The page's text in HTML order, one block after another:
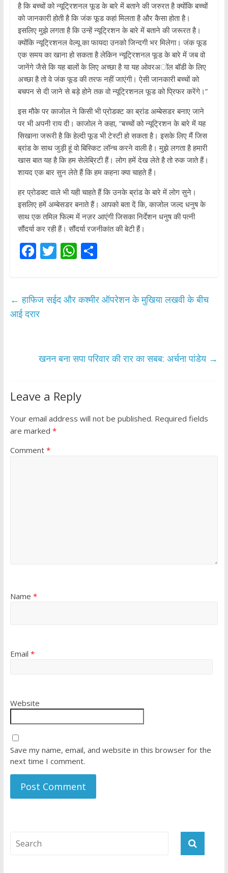
है कि बच्चों को न्यूट्रिशनल फूड के बारे में बताने की जरुरत है क्योंकि बच्चों
को जानकारी होती है कि जंक फूड कहां मिलता है और कैसा होता है।
इसलिए मुझे लगता है कि उन्हें न्यूट्रिशन के बारे में बताने की जरूरत है।
क्योंकि न्यूट्रिशनल वेल्यू का फायदा उनको जिन्दगी भर मिलेगा। जंक फूड
एक समय का खाना हो सकता है लेकिन न्यूट्रिशनल फूड के बारे में जब वो
जानेंगे जैसे कि यह बालों के लिए अच्छा है या यह ओवरअॉल बॉडी के लिए
अच्छा है तो वे जंक फूड की तरफ नहीं जाएंगी। ऐसी जानकारी बच्चों को
बचपन से दी जाने से बड़े होने तक वो न्यूट्रिशनल फूड को प्रिफर करेंगे।”
इस मौके पर काजोल ने किसी भी प्रोडक्ट का ब्रांड अम्बेसडर बनाए जाने
पर भी अपनी राय दी। काजोल ने कहा, ”बच्चों को न्यूट्रिशन के बारे में यह
सिखाना जरूरी है कि हेल्दी फूड भी टेस्टी हो सकता है। इसके लिए मैं जिस
ब्रांड के साथ जुड़ी हूं वो बिस्किट लॉन्च करने वाली है। मुझे लगता है हमारी
खास बात यह है कि हम सेलेब्रिटी हैं। लोग हमें देख लेते है तो रुक जाते हैं।
शायद एक बार सुन लेते हैं कि हम कहना क्या चाहते हैं।
हर प्रोडक्ट वाले भी यही चाहते हैं कि उनके ब्रांड के बारे में लोग सुने।
इसलिए हमें अम्बेसडर बनाते हैं। आपको बता दें कि, काजोल जल्द धनुष के
साथ एक तमिल फिल्म में नज़र आएंगी जिसका निर्देशन धनुष की पत्नी
सौंदर्या कर रही हैं। सौंदर्या रजनीकांत की बेटी हैं।
F
b
o
T
er
W
s
S
e
← हाफिज सईद और कश्मीर ऑपरेशन के मुखिया लखवी के बीच
आई दरार
खनन बना सपा परिवार की रार का सबब: अर्चना पांडेय →
Leave a Reply
Your email address will not be published. Required fields
are marked *
Comment *
Name *
Email *
Website
Save my name, email, and website in this browser for the
next time I comment.